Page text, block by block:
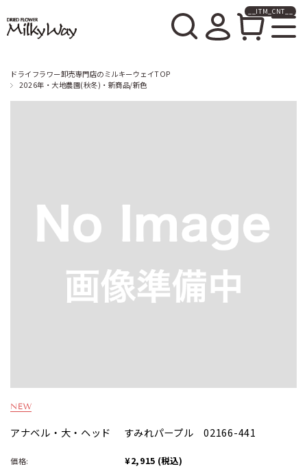
__ITM_CNT__
ドライフラワー卸売専門店のミルキーウェイTOP
2026年・大地農園(秋冬)・新商品/新色
アナベル・大・ヘッド すみれパープル 02166-441
価格: ¥2,915 (税込)